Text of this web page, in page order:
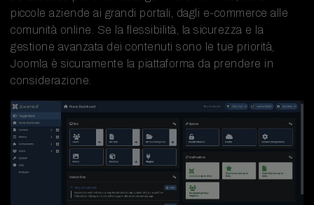
piccole aziende ai grandi portali, dagli e-commerce alle
comunità online. Se la flessibilità, la sicurezza e la
gestione avanzata dei contenuti sono le tue priorità,
Joomla è sicuramente la piattaforma da prendere in
considerazione.